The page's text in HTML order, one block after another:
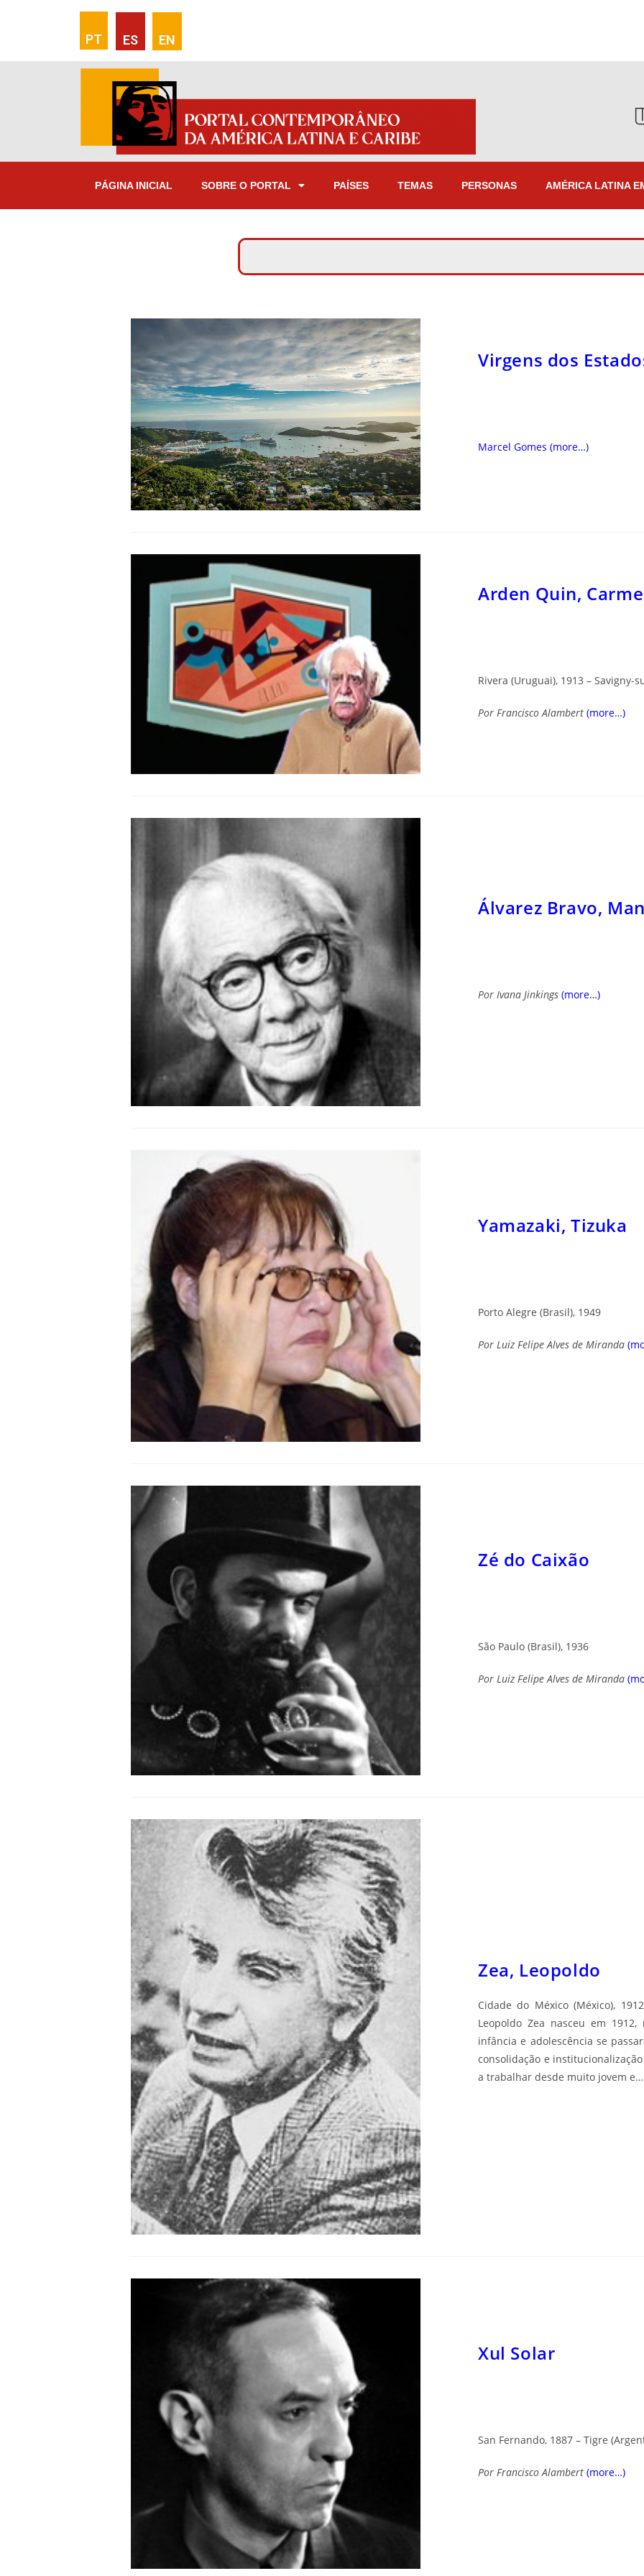
PT ES EN
PÁGINA INICIAL SOBRE O PORTAL PAÍSES TEMAS PERSONAS AMÉRICA LATINA
Virgens dos
Marcel Gomes (more…)
Arden Quin,
Rivera (Uruguai), 1913 – Savigny-
Por Francisco Alambert (more…)
Álvarez Bravo,
Por Ivana Jinkings (more…)
Yamazaki, Tizuka
Porto Alegre (Brasil), 1949
Por Luiz Felipe Alves de Miranda
Zé do Caixão
São Paulo (Brasil), 1936
Por Luiz Felipe Alves de Miranda
Zea, Leopoldo
Cidade do México (México),
Leopoldo Zea nasceu em
infância e adolescência se
consolidação e
a trabalhar desde muito jovem e…
Xul Solar
San Fernando, 1887 – Tigre
Por Francisco Alambert (more…)